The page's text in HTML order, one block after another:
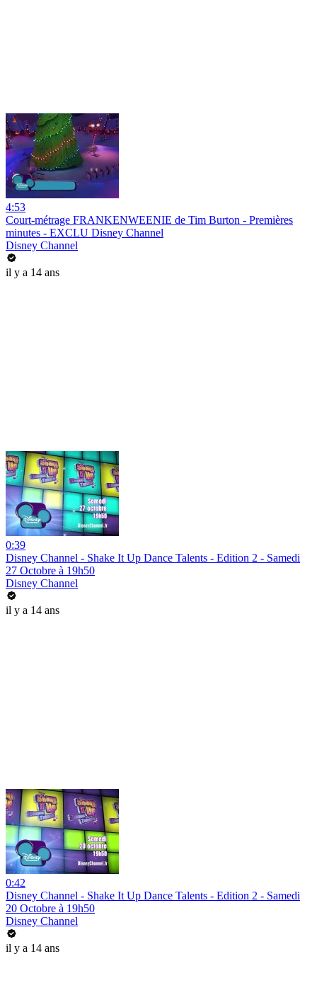
4:53
Court-métrage FRANKENWEENIE de Tim Burton - Premières
minutes - EXCLU Disney Channel
Disney Channel
il y a 14 ans
0:39
Disney Channel - Shake It Up Dance Talents - Edition 2 - Samedi
27 Octobre à 19h50
Disney Channel
il y a 14 ans
0:42
Disney Channel - Shake It Up Dance Talents - Edition 2 - Samedi
20 Octobre à 19h50
Disney Channel
il y a 14 ans